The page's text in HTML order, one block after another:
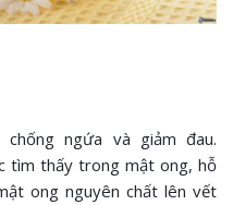
ngứa và giảm đau.
tìm thấy trong mật ong, hỗ
ong nguyên chất lên vết